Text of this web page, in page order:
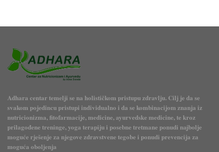
Adhara centar temelji se na holističkom pristupu zdravlju. Cilj je da se
svakom pojedincu pristupi individualno i da se kombinacijom znanja iz
nutricionizma, fitofarmacije, medicine, ayurvedske medicine, te kroz
prilagođene treninge, yoga terapiju i posebne tretmane ponudi najbolje
moguće rješenje za njegove zdravstvene tegobe i ponudi prevencija za
moguća oboljenja